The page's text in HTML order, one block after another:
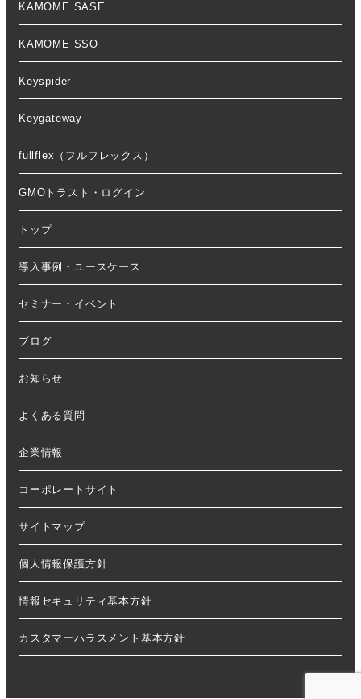
KAMOME SASE
KAMOME SSO
Keyspider
Keygateway
fullflex（フルフレックス）
GMOトラスト・ログイン
トップ
導入事例・ユースケース
セミナー・イベント
ブログ
お知らせ
よくある質問
企業情報
コーポレートサイト
サイトマップ
個人情報保護方針
情報セキュリティ基本方針
カスタマーハラスメント基本方針